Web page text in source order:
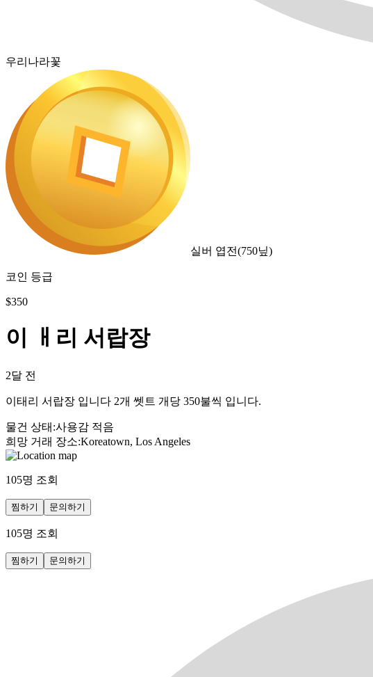
우리나라꽃
실버 엽전(750닢)
코인 등급
$350
이 ㅐ리 서랍장
2달 전
이태리 서랍장 입니다 2개 쎗트 개당 350불씩 입니다.
물건 상태 :사용감 적음
희망 거래 장소:Koreatown, Los Angeles
105명 조회
찜하기 문의하기
105명 조회
찜하기 문의하기